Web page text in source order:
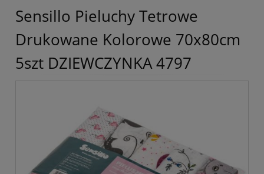
Sensillo Pieluchy Tetrowe
Drukowane Kolorowe 70x80cm
5szt DZIEWCZYNKA 4797